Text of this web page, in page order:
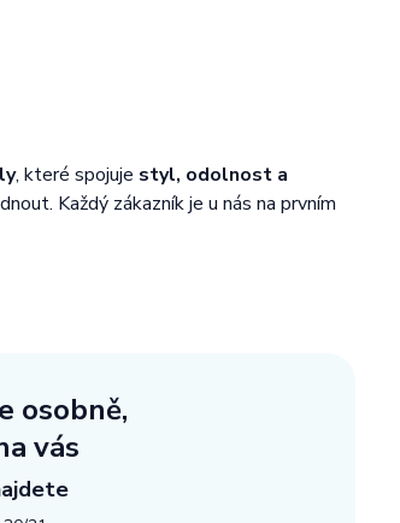
, které spojuje styl, odolnost a
Každý zákazník je u nás na prvním
osobně,
vás